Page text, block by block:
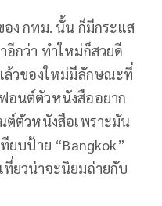
ง กทม. นั้น ก็มีกระแส
อีกว่า ทำใหม่ก็สวยดี
ล้วของใหม่มีลักษณะที่
อนต์ตัวหนังสืออยาก
ต์ตัวหนังสือเพราะมัน
ยบป้าย “Bangkok”
ยวน่าจะนิยมถ่ายกับ